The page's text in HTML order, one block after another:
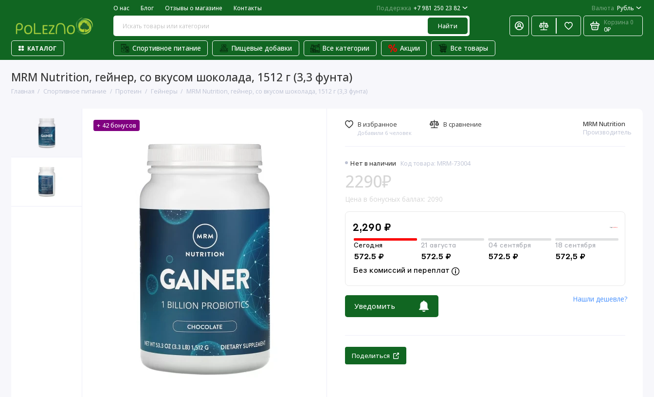
О нас Блог Отзывы о магазине Контакты Поддержка +7 981 250 23 82 Валюта Рубль
Найти Корзина 0
0₽
КАТАЛОГ Спортивное питание Пищевые добавки Все категории Акции Все товары
MRM Nutrition, гейнер, со вкусом шоколада, 1512 г (3,3 фунта)
Главная Спортивное питание Протеин Гейнеры MRM Nutrition, гейнер, со вкусом шоколада, 1512 г (3,3 фунта)
+ 42 бонусов
Нет в наличии Код товара: MRM-73004
MRM Nutrition
Производитель
2290₽
Цена в бонусных баллах: 2090
2,290 ₽
Сегодня
572.5 ₽
21 августа
572.5 ₽
04 сентября
572.5 ₽
18 сентября
572,5 ₽
Без комиссий и переплат
Уведомить
Нашли дешевле?
В избранное
Добавили 6 человек
В сравнение
Поделиться